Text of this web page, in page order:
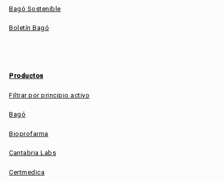
Bagó Sostenible
Boletín Bagó
Productos
Filtrar por principio activo
Bagó
Bioprofarma
Cantabria Labs
Certmedica